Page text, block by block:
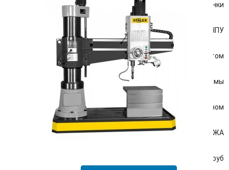
Токарные станки
Оборудование с ЧПУ
Станки для работы с листом
Тиски и угловые зажимы
Станки для работы с рулоном
РАСПРОДАЖА
Инструменты для обработки труб